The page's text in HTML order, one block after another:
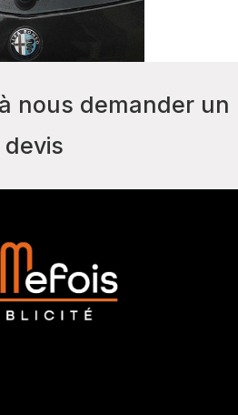
nous demander un
devis